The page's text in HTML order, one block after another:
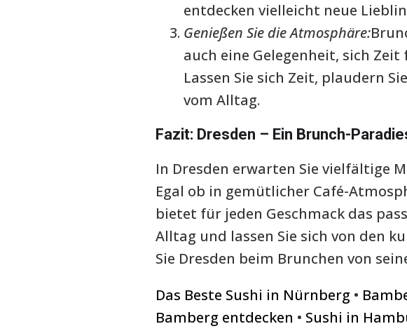
entdecken vielleicht neue
Genießen Sie die Atmosphäre:
auch eine Gelegenheit, sich
Lassen Sie sich Zeit, plaudern
vom Alltag.
Fazit: Dresden – Ein Brunch-
In Dresden erwarten Sie vielfältige
Egal ob in gemütlicher Café-
bietet für jeden Geschmack das
Alltag und lassen Sie sich von den
Sie Dresden beim Brunchen von
Das Beste Sushi in Nürnberg •
Bamberg entdecken • Sushi in